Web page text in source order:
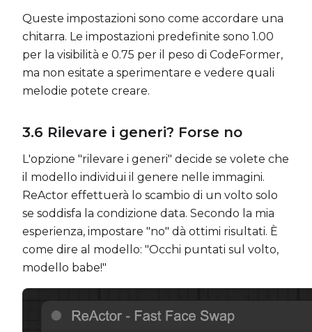
Queste impostazioni sono come accordare una
chitarra. Le impostazioni predefinite sono 1.00
per la visibilità e 0.75 per il peso di CodeFormer,
ma non esitate a sperimentare e vedere quali
melodie potete creare.
3.6 Rilevare i generi? Forse no
L'opzione "rilevare i generi" decide se volete che
il modello individui il genere nelle immagini.
ReActor effettuerà lo scambio di un volto solo
se soddisfa la condizione data. Secondo la mia
esperienza, impostare "no" dà ottimi risultati. È
come dire al modello: "Occhi puntati sul volto,
modello babe!"